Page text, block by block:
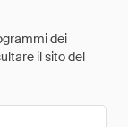
dei
il sito del